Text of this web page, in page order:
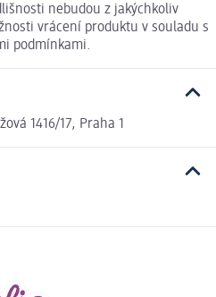
nebudou z jakýchkoliv
vrácení produktu v souladu s
podmínkami.
1416/17, Praha 1